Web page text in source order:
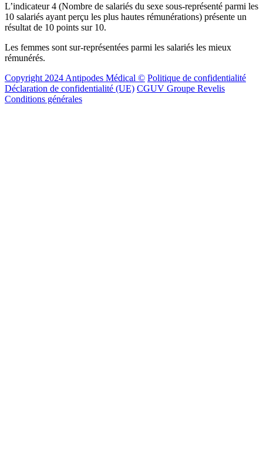
L’indicateur 4 (Nombre de salariés du sexe sous-représenté parmi les
10 salariés ayant perçu les plus hautes rémunérations) présente un
résultat de 10 points sur 10.
Les femmes sont sur-représentées parmi les salariés les mieux
rémunérés.
Copyright 2024 Antipodes Médical © Politique de confidentialité
Déclaration de confidentialité (UE) CGUV Groupe Revelis
Conditions générales